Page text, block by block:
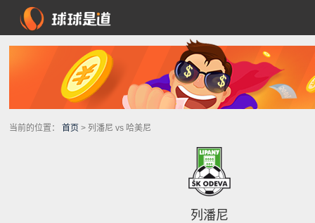
当前的位置： 首页 > 列潘尼 vs 哈美尼
列潘尼